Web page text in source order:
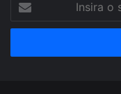
seu
de